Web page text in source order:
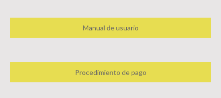
Manual de usuario
Procedimiento de pago